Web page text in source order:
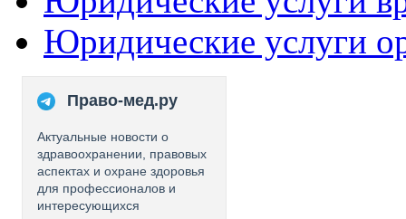
Юридические услуги
Право-мед.ру
Актуальные новости о
здравоохранении, правовых
аспектах и охране здоровья
для профессионалов и
интересующихся